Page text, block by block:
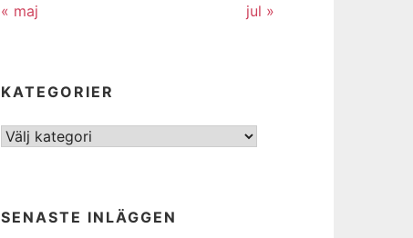
« maj jul »
KATEGORIER
Kategorier
SENASTE INLÄGGEN